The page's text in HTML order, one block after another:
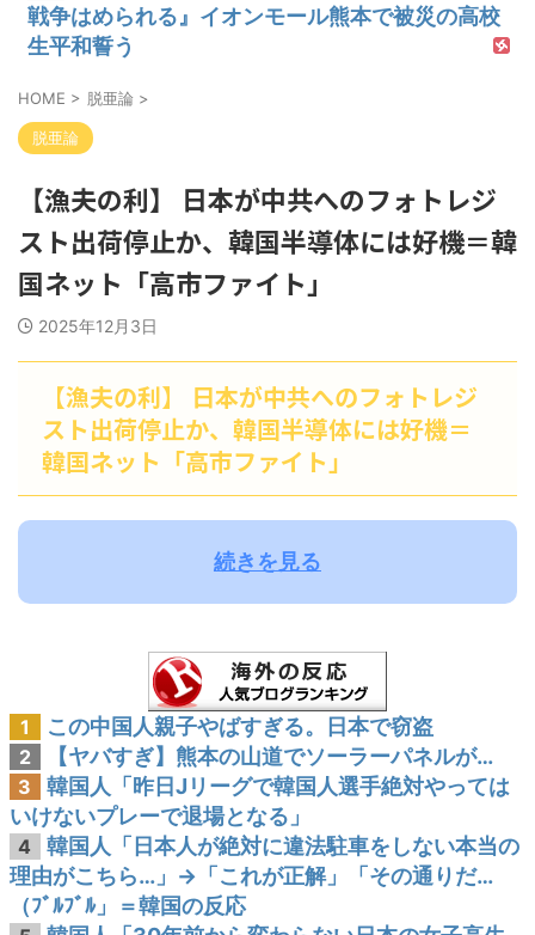
戦争はめられる』イオンモール熊本で被災の高校
生平和誓う
HOME > 脱亜論 >
脱亜論
【漁夫の利】 日本が中共へのフォトレジ
スト出荷停止か、韓国半導体には好機＝韓
国ネット「高市ファイト」
2025年12月3日
【漁夫の利】 日本が中共へのフォトレジ
スト出荷停止か、韓国半導体には好機＝
韓国ネット「高市ファイト」
続きを見る
1 この中国人親子やばすぎる。日本で窃盗
2 【ヤバすぎ】熊本の山道でソーラーパネルが…
3
韓国人「昨日Jリーグで韓国人選手絶対やっては
いけないプレーで退場となる」
4
韓国人「日本人が絶対に違法駐車をしない本当の
理由がこちら…」→「これが正解」「その通りだ…
（ﾌﾞﾙﾌﾞﾙ」＝韓国の反応